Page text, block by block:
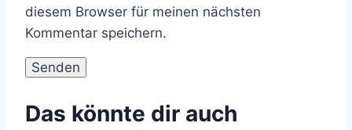
diesem Browser für meinen nächsten
Kommentar speichern.
Das könnte dir auch